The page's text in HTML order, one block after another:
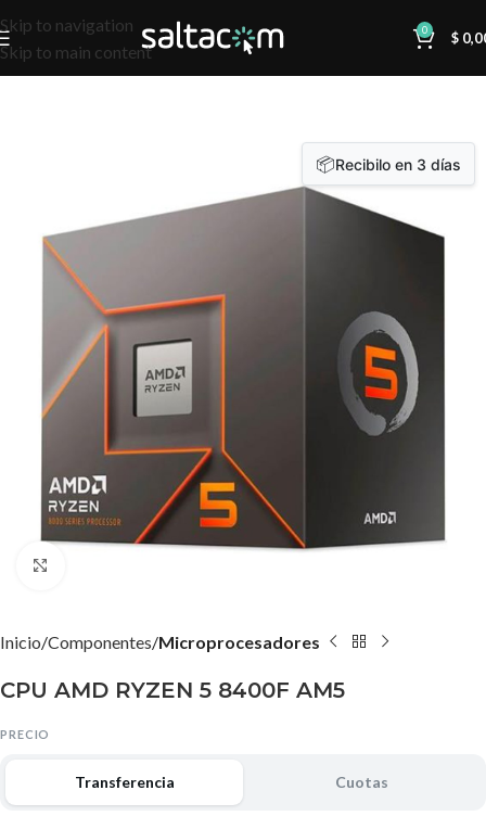
Skip to navigation
Skip to main content
0 $
📦Recibilo en 3 días
Inicio Componentes Microprocesadores
CPU AMD RYZEN 5 8400F AM5
PRECIO
Transferencia Cuotas